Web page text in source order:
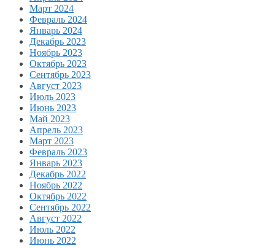
Март 2024
Февраль 2024
Январь 2024
Декабрь 2023
Ноябрь 2023
Октябрь 2023
Сентябрь 2023
Август 2023
Июль 2023
Июнь 2023
Май 2023
Апрель 2023
Март 2023
Февраль 2023
Январь 2023
Декабрь 2022
Ноябрь 2022
Октябрь 2022
Сентябрь 2022
Август 2022
Июль 2022
Июнь 2022